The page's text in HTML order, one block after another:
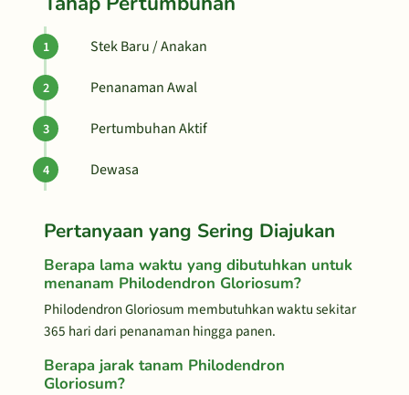
Stek Baru / Anakan
Penanaman Awal
Pertumbuhan Aktif
Dewasa
Pertanyaan yang Sering Diajukan
Berapa lama waktu yang dibutuhkan untuk
menanam Philodendron Gloriosum?
Philodendron Gloriosum membutuhkan waktu sekitar
365 hari dari penanaman hingga panen.
Berapa jarak tanam Philodendron
Gloriosum?